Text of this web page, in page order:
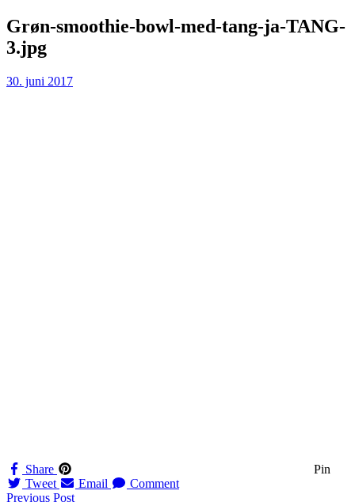
Skip
to
content
Grøn-smoothie-bowl-med-tang-ja-TANG-
3.jpg
30. juni 2017
Share
Pin
Tweet
Email Comment
Previous Post